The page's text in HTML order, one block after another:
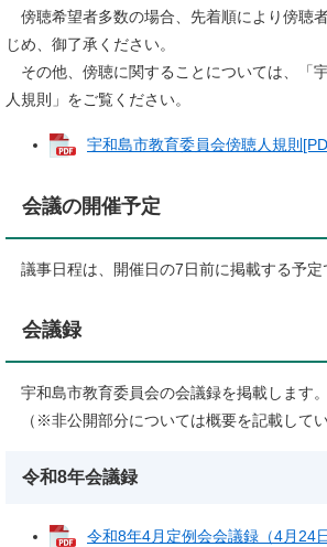
傍聴希望者多数の場合、先着順により傍聴
じめ、御了承ください。
その他、傍聴に関することについては、「
人規則」をご覧ください。
宇和島市教育委員会傍聴人規則
会議の開催予定
議事日程は、開催日の7日前に掲載する予定
会議録
宇和島市教育委員会の会議録を掲載します。
（※非公開部分については概要を記載してい
令和8年会議録
令和8年4月定例会会議録（4月24